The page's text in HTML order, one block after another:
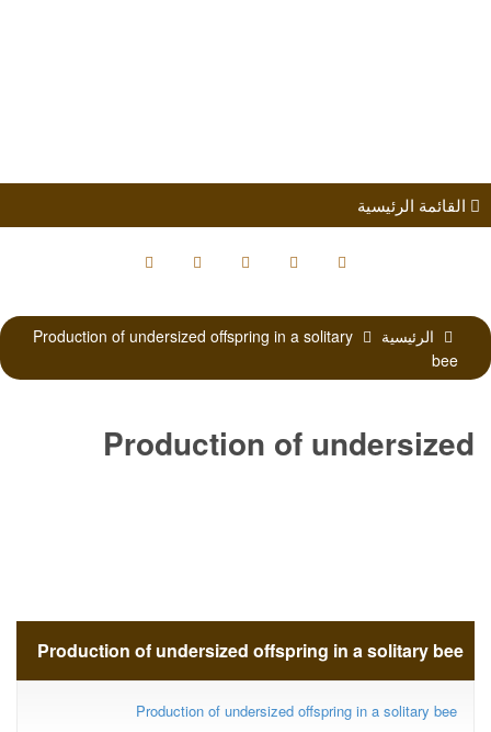
القائمة الرئيسية
الرئيسية
Production of undersized offspring in a solitary
bee
Production of undersized
Production of undersized offspring in a solitary bee
Production of undersized offspring in a solitary bee